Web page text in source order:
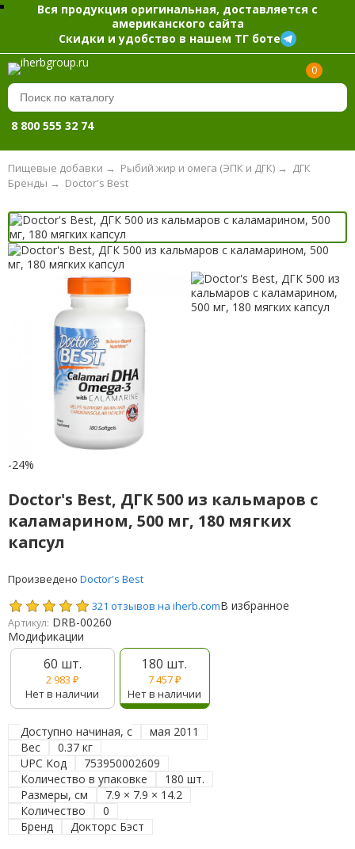
Вся продукция оригинальная, доставляется с
американского сайта
Скидки и удобство в нашем ТГ боте
0
8 800 555 32 74
Пищевые добавки → Рыбий жир и омега (ЭПК и ДГК) → ДГК
Doctor's Best
Бренды →
-24%
Doctor's Best, ДГК 500 из кальмаров с
каламарином, 500 мг, 180 мягких
капсул
Произведено Doctor's Best
321 отзывов на iherb.comВ избранное
Артикул: DRB-00260
Модификации
60 шт.
2 983 ₽
Нет в наличии
180 шт.
7 457₽
Нет в наличии
Доступно начиная, с
мая 2011
Вес
0.37 кг
UPC Код
753950002609
Количество в упаковке
180 шт.
Размеры, см
7.9 × 7.9 × 14.2
Количество
0
Бренд
Докторс Бэст